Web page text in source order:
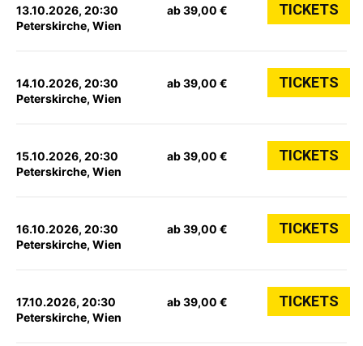
13.10.2026, 20:30
Peterskirche, Wien
ab 39,00 € TICKETS
14.10.2026, 20:30
Peterskirche, Wien
ab 39,00 € TICKETS
15.10.2026, 20:30
Peterskirche, Wien
ab 39,00 € TICKETS
16.10.2026, 20:30
Peterskirche, Wien
ab 39,00 € TICKETS
17.10.2026, 20:30
Peterskirche, Wien
ab 39,00 € TICKETS